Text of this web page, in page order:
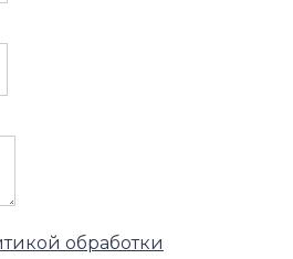
обработки